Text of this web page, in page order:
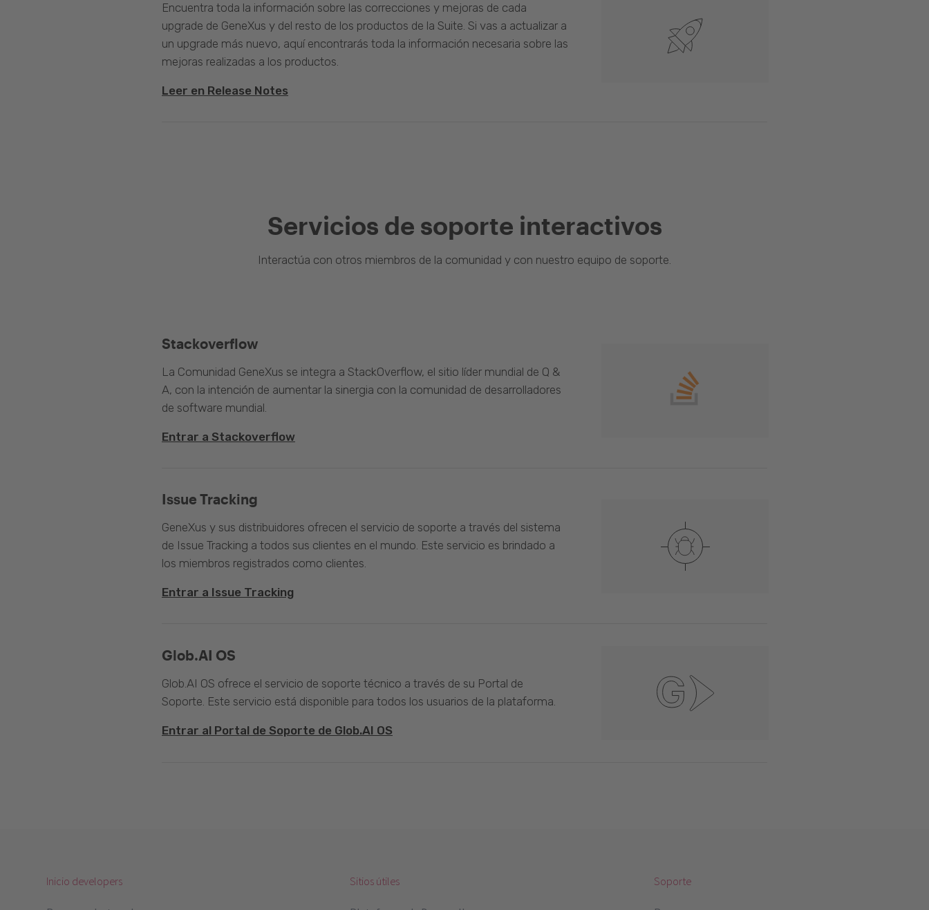
Encuentra toda la información sobre las correcciones y mejoras de cada
upgrade de GeneXus y del resto de los productos de la Suite. Si vas a actualizar a
un upgrade más nuevo, aquí encontrarás toda la información necesaria sobre las
mejoras realizadas a los productos.
Leer en Release Notes
Servicios de soporte interactivos
Interactúa con otros miembros de la comunidad y con nuestro equipo de soporte.
Stackoverflow
La Comunidad GeneXus se integra a StackOverflow, el sitio líder mundial de Q &
A, con la intención de aumentar la sinergia con la comunidad de desarrolladores
de software mundial.
Entrar a Stackoverflow
Issue Tracking
GeneXus y sus distribuidores ofrecen el servicio de soporte a través del sistema
de Issue Tracking a todos sus clientes en el mundo. Este servicio es brindado a
los miembros registrados como clientes.
Entrar a Issue Tracking
Glob.AI OS
Glob.AI OS ofrece el servicio de soporte técnico a través de su Portal de
Soporte. Este servicio está disponible para todos los usuarios de la plataforma.
Entrar al Portal de Soporte de Glob.AI OS
Inicio developers Sitios útiles Soporte